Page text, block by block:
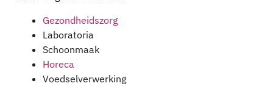
Gezondheidszorg
Laboratoria
Schoonmaak
Horeca
Voedselverwerking